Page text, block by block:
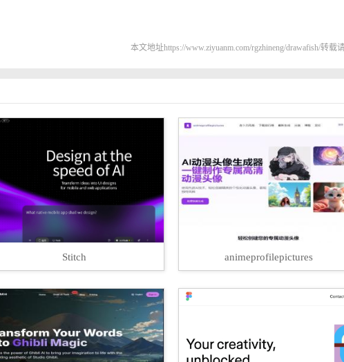
本文地址https://www.ziyuanm.com/rgzhineng/drawafish/转载
Stitch animeprofilepictures